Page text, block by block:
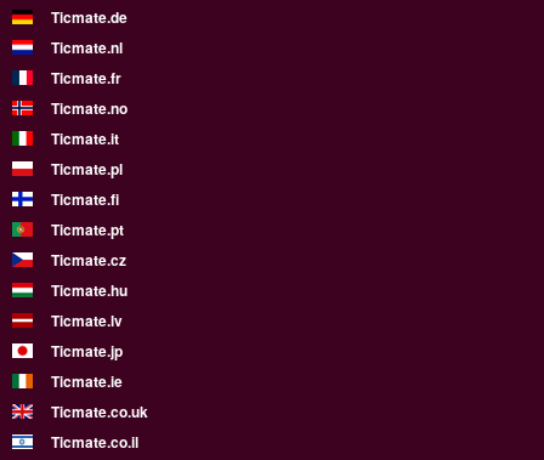
Ticmate.de
Ticmate.nl
Ticmate.fr
Ticmate.no
Ticmate.it
Ticmate.pl
Ticmate.fi
Ticmate.pt
Ticmate.cz
Ticmate.hu
Ticmate.lv
Ticmate.jp
Ticmate.ie
Ticmate.co.uk
Ticmate.co.il